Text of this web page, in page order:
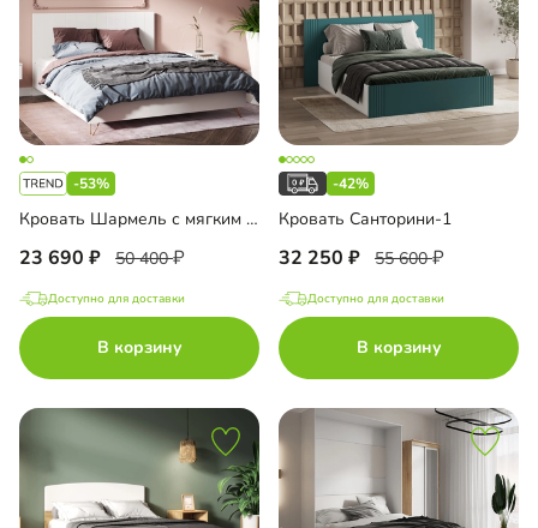
-53%
Кровать Шармель с мягким изголовьем
23 690 50 400
Доступно для доставки
В корзину
-42%
Кровать Санторини-1
32 250 55 600
Доступно для доставки
В корзину